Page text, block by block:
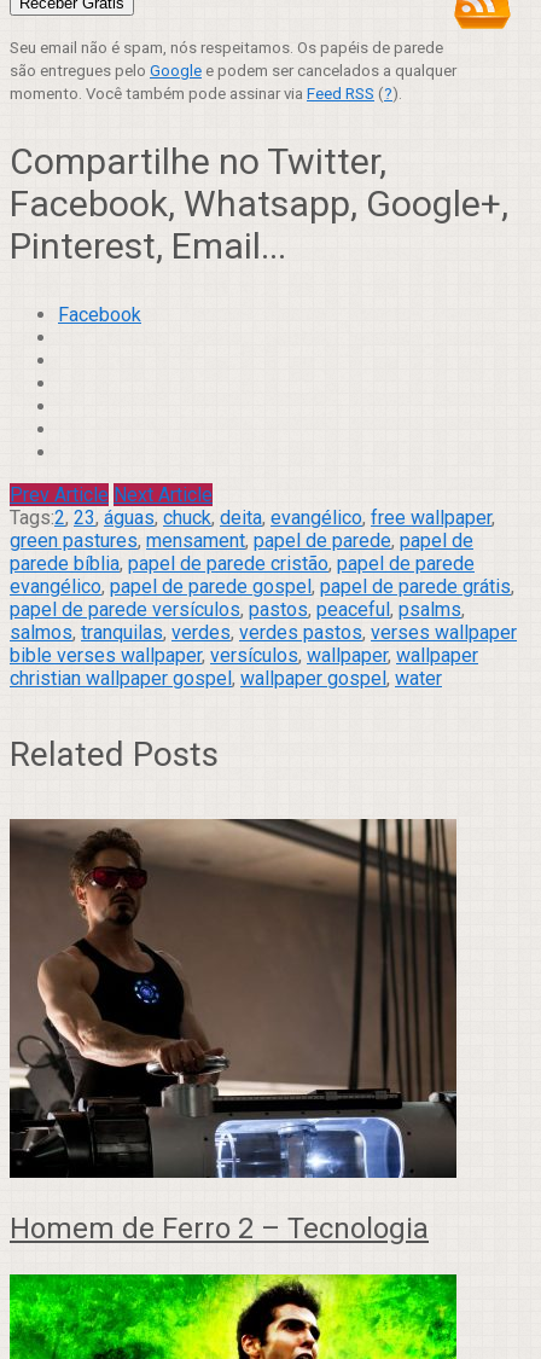
Seu email não é spam, nós respeitamos. Os papéis de parede
são entregues pelo Google e podem ser cancelados a qualquer
momento. Você também pode assinar via Feed RSS (?).
Compartilhe no Twitter,
Facebook, Whatsapp, Google+,
Pinterest, Email...
Facebook
Prev Article Next Article
Tags:2, 23, águas, chuck, deita, evangélico, free wallpaper,
green pastures, mensament, papel de parede, papel de
parede bíblia, papel de parede cristão, papel de parede
evangélico, papel de parede gospel, papel de parede grátis,
papel de parede versículos, pastos, peaceful, psalms,
salmos, tranquilas, verdes, verdes pastos, verses wallpaper
bible verses wallpaper, versículos, wallpaper, wallpaper
christian wallpaper gospel, wallpaper gospel, water
Related Posts
Homem de Ferro 2 – Tecnologia